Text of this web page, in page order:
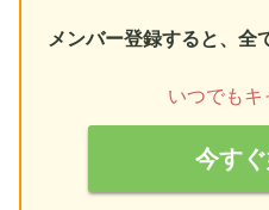
メンバー登録すると、全
いつでもキ
今す